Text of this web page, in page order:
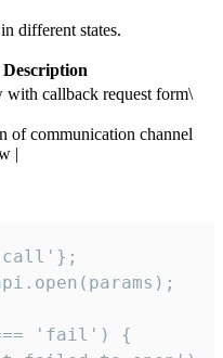
different states.
Description
with callback request form\
of communication channel
|
'fail') {